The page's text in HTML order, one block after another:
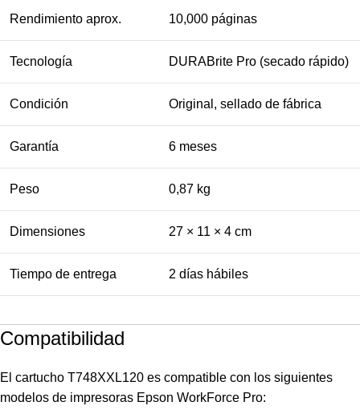
Rendimiento aprox. 10,000 páginas
Tecnología DURABrite Pro (secado rápido)
Condición Original, sellado de fábrica
Garantía 6 meses
Peso 0,87 kg
Dimensiones 27 × 11 × 4 cm
Tiempo de entrega 2 días hábiles
Compatibilidad
El cartucho T748XXL120 es compatible con los siguientes
modelos de impresoras Epson WorkForce Pro: